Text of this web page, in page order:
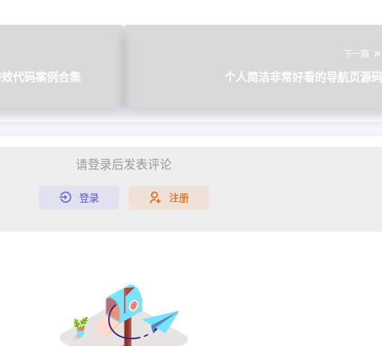
代码案例合集
下一篇
个人简洁非常好看的导航页源码
请登录后发表评论
登录 注册